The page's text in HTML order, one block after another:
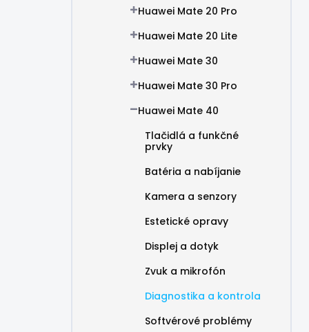
Huawei Mate 20 Pro
Huawei Mate 20 Lite
Huawei Mate 30
Huawei Mate 30 Pro
Huawei Mate 40
Tlačidlá a funkčné
prvky
Batéria a nabíjanie
Kamera a senzory
Estetické opravy
Displej a dotyk
Zvuk a mikrofón
Diagnostika a kontrola
Softvérové problémy